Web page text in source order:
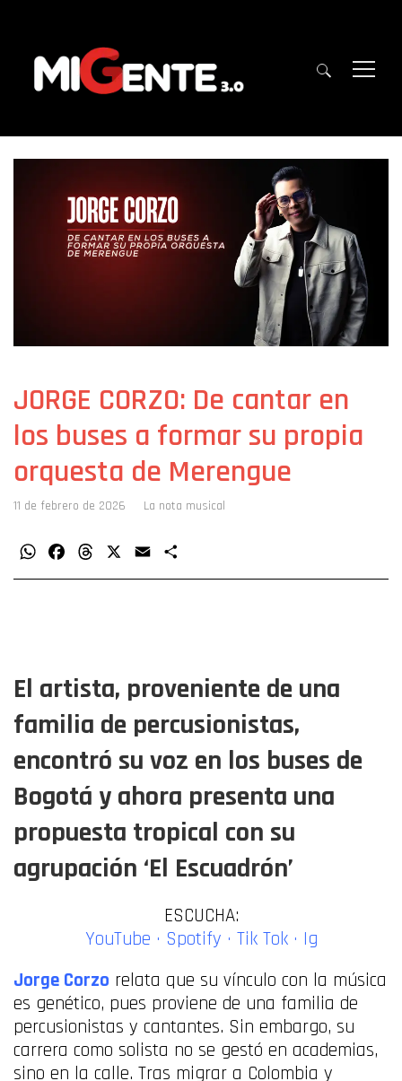
JORGE CORZO: De cantar en
los buses a formar su propia
orquesta de Merengue
11 de febrero de 2026 La nota musical
WhatsAppFacebookThreads Email
El artista, proveniente de una
familia de percusionistas,
encontró su voz en los buses de
Bogotá y ahora presenta una
propuesta tropical con su
agrupación ‘El Escuadrón’
ESCUCHA:
YouTube · Spotify · Tik Tok · Ig
Jorge Corzo relata que su vínculo con la música
es genético, pues proviene de una familia de
percusionistas y cantantes. Sin embargo, su
carrera como solista no se gestó en academias,
sino en la calle. Tras migrar a Colombia y